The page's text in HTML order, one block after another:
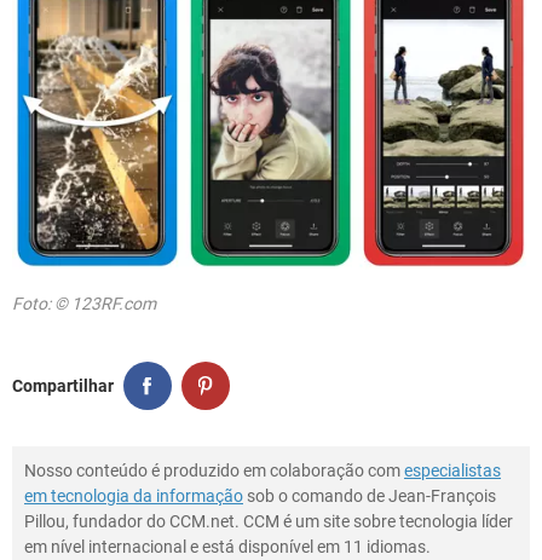
Foto: © 123RF.com
Compartilhar
Nosso conteúdo é produzido em colaboração comespecialistas
em tecnologia da informação sob o comando de Jean-François
Pillou, fundador do CCM.net. CCM é um site sobre tecnologia líder
em nível internacional e está disponível em 11 idiomas.